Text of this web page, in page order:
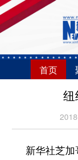
首页
新华社芝加